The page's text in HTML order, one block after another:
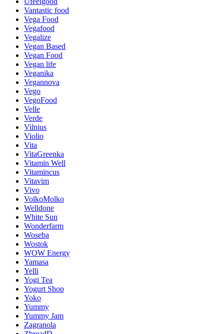
Vantastic food
Vega Food
Vegafood
Vegalize
Vegan Based
Vegan Food
Vegan life
Veganika
Vegannova
Vego
VegoFood
Velle
Verde
Vilnius
Violio
Vita
VitaGreenka
Vitamin Well
Vitamincus
Vitavim
Vivo
VolkoMolko
Welldone
White Sun
Wonderfarm
Woseba
Wostok
WOW Energy
Yamasa
Yelli
Yogi Tea
Yogurt Shop
Yoko
Yummy
Yummy Jam
Zagranola